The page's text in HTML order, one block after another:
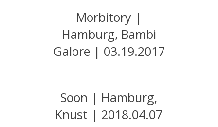
Morbitory |
Hamburg, Bambi
Galore | 03.19.2017
Soon | Hamburg,
Knust | 2018.04.07